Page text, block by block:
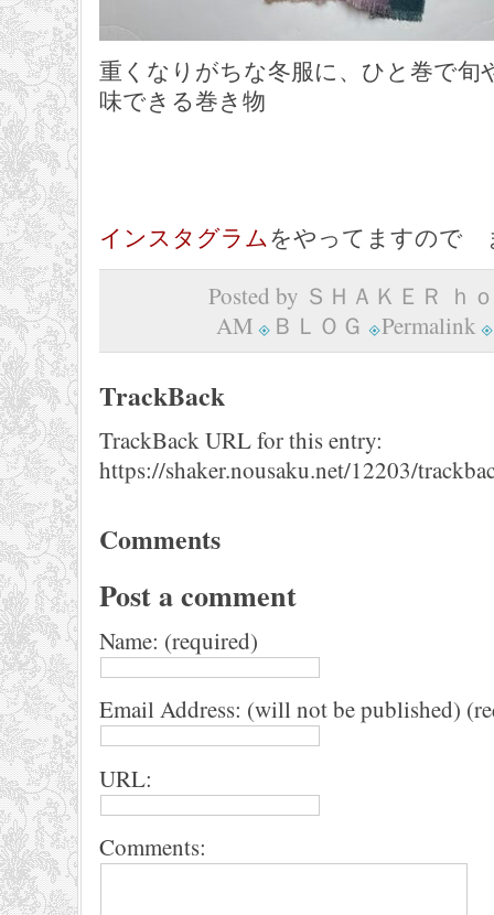
重くなりがちな冬服に、ひと巻で旬
味できる巻き物
インスタグラムをやってますので
Posted by ＳＨＡＫＥＲ ｈ
AM
ＢＬＯＧ Permalink
TrackBack
TrackBack URL for this entry:
https://shaker.nousaku.net/12203/
Comments
Post a comment
Name: (required)
Email Address: (will not be published)
URL:
Comments: